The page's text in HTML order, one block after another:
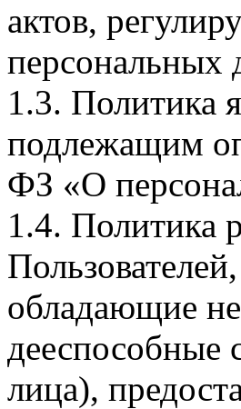
актов,
персональных
1.3. Политика
подлежащим
ФЗ «О
1.4. Политика
обладающие
дееспособные
лица),